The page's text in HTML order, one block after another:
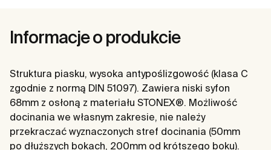
Informacje o produkcie
Struktura piasku, wysoka antypoślizgowość (klasa C
zgodnie z normą DIN 51097). Zawiera niski syfon
68mm z osłoną z materiału STONEX®. Możliwość
docinania we własnym zakresie, nie należy
przekraczać wyznaczonych stref docinania (50mm
po dłuższych bokach, 200mm od krótszego boku).